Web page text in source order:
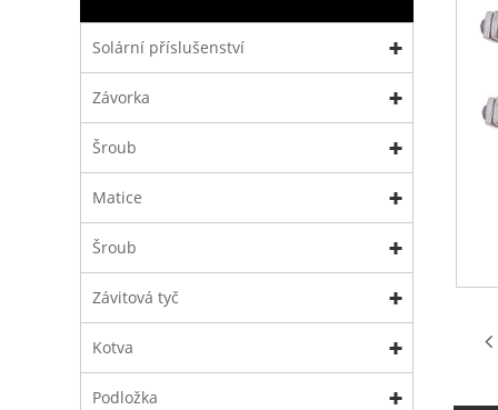
Solární příslušenství
Závorka
Šroub
Matice
Šroub
Závitová tyč
Kotva
Podložka